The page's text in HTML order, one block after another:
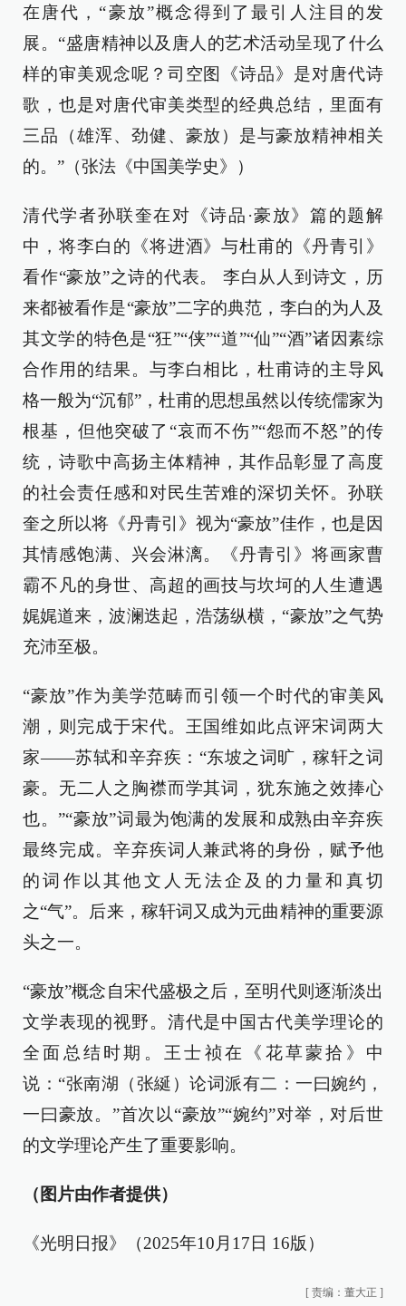
在唐代，“豪放”概念得到了最引人注目的发
展。“盛唐精神以及唐人的艺术活动呈现了什么
样的审美观念呢？司空图《诗品》是对唐代诗
歌，也是对唐代审美类型的经典总结，里面有
三品（雄浑、劲健、豪放）是与豪放精神相关
的。”（张法《中国美学史》）
清代学者孙联奎在对《诗品·豪放》篇的题解
中，将李白的《将进酒》与杜甫的《丹青引》
看作“豪放”之诗的代表。 李白从人到诗文，历
来都被看作是“豪放”二字的典范，李白的为人及
其文学的特色是“狂”“侠”“道”“仙”“酒”诸因素综
合作用的结果。与李白相比，杜甫诗的主导风
格一般为“沉郁”，杜甫的思想虽然以传统儒家为
根基，但他突破了“哀而不伤”“怨而不怒”的传
统，诗歌中高扬主体精神，其作品彰显了高度
的社会责任感和对民生苦难的深切关怀。孙联
奎之所以将《丹青引》视为“豪放”佳作，也是因
其情感饱满、兴会淋漓。《丹青引》将画家曹
霸不凡的身世、高超的画技与坎坷的人生遭遇
娓娓道来，波澜迭起，浩荡纵横，“豪放”之气势
充沛至极。
“豪放”作为美学范畴而引领一个时代的审美风
潮，则完成于宋代。王国维如此点评宋词两大
家——苏轼和辛弃疾：“东坡之词旷，稼轩之词
豪。无二人之胸襟而学其词，犹东施之效捧心
也。”“豪放”词最为饱满的发展和成熟由辛弃疾
最终完成。辛弃疾词人兼武将的身份，赋予他
的词作以其他文人无法企及的力量和真切
之“气”。后来，稼轩词又成为元曲精神的重要源
头之一。
“豪放”概念自宋代盛极之后，至明代则逐渐淡出
文学表现的视野。清代是中国古代美学理论的
全面总结时期。王士祯在《花草蒙拾》中
说：“张南湖（张綖）论词派有二：一曰婉约，
一曰豪放。”首次以“豪放”“婉约”对举，对后世
的文学理论产生了重要影响。
（图片由作者提供）
《光明日报》（2025年10月17日 16版）
[ 责编：董大正 ]